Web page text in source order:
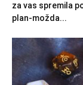
za vas spremila
plan-možda...